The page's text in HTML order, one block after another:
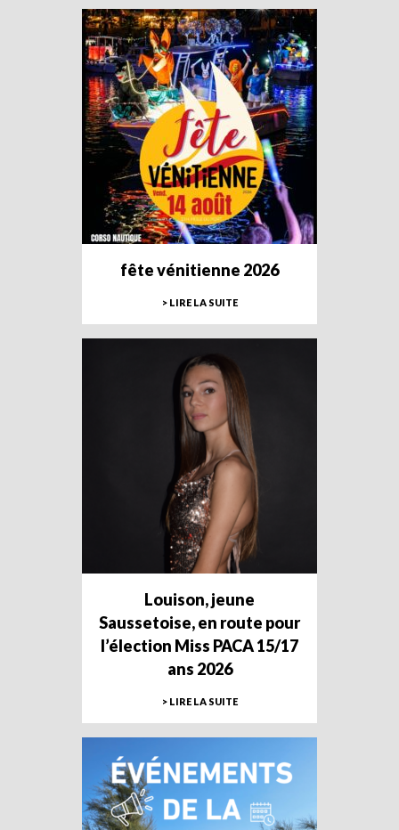
fête vénitienne 2026
> LIRE LA SUITE
Louison, jeune
Saussetoise, en route pour
l’élection Miss PACA 15/17
ans 2026
> LIRE LA SUITE